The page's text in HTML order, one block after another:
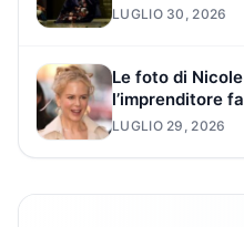
LUGLIO 30, 2026
Le foto di
l’imprenditore
LUGLIO 29, 2026